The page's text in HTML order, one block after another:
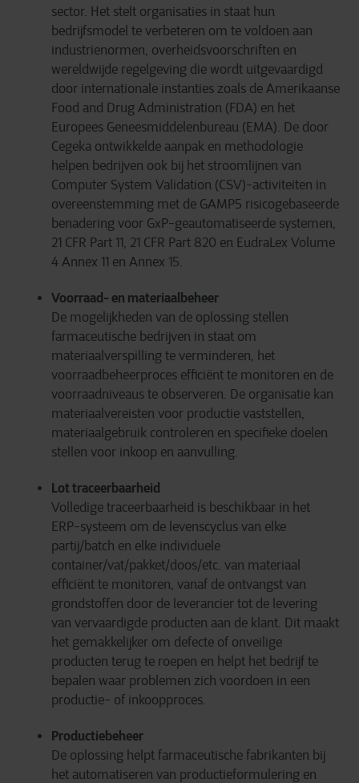
sector. Het stelt organisaties in staat hun
bedrijfsmodel te verbeteren om te voldoen aan
industrienormen, overheidsvoorschriften en
wereldwijde regelgeving die wordt uitgevaardigd
door internationale instanties zoals de Amerikaanse
Food and Drug Administration (FDA) en het
Europees Geneesmiddelenbureau (EMA). De door
Cegeka ontwikkelde aanpak en methodologie
helpen bedrijven ook bij het stroomlijnen van
Computer System Validation (CSV)-activiteiten in
overeenstemming met de GAMP5 risicogebaseerde
benadering voor GxP-geautomatiseerde systemen,
21 CFR Part 11, 21 CFR Part 820 en EudraLex Volume
4 Annex 11 en Annex 15.
Voorraad- en materiaalbeheer
De mogelijkheden van de oplossing stellen
farmaceutische bedrijven in staat om
materiaalverspilling te verminderen, het
voorraadbeheerproces efficiënt te monitoren en de
voorraadniveaus te observeren. De organisatie kan
materiaalvereisten voor productie vaststellen,
materiaalgebruik controleren en specifieke doelen
stellen voor inkoop en aanvulling.
Lot traceerbaarheid
Volledige traceerbaarheid is beschikbaar in het
ERP-systeem om de levenscyclus van elke
partij/batch en elke individuele
container/vat/pakket/doos/etc. van materiaal
efficiënt te monitoren, vanaf de ontvangst van
grondstoffen door de leverancier tot de levering
van vervaardigde producten aan de klant. Dit maakt
het gemakkelijker om defecte of onveilige
producten terug te roepen en helpt het bedrijf te
bepalen waar problemen zich voordoen in een
productie- of inkoopproces.
Productiebeheer
De oplossing helpt farmaceutische fabrikanten bij
het automatiseren van productieformulering en